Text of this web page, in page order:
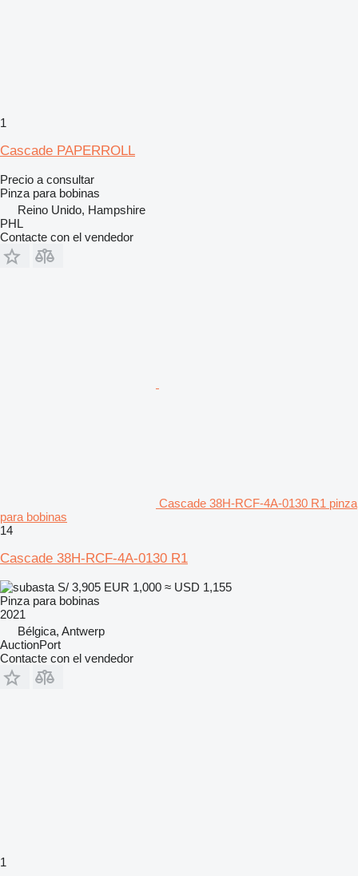
1
Cascade PAPERROLL
Precio a consultar
Pinza para bobinas
Reino Unido, Hampshire
PHL
Contacte con el vendedor
Cascade 38H-RCF-4A-0130 R1 pinza
para bobinas
14
Cascade 38H-RCF-4A-0130 R1
S/ 3,905 EUR 1,000 ≈ USD 1,155
Pinza para bobinas
2021
Bélgica, Antwerp
AuctionPort
Contacte con el vendedor
1